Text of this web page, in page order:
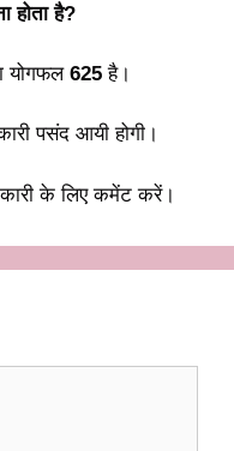
होता है?
योगफल 625 है।
पसंद आयी होगी।
के लिए कमेंट करें।